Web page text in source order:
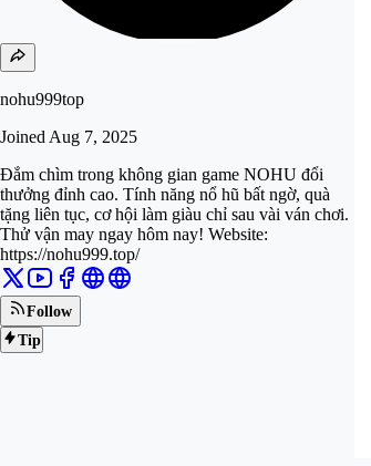
nohu999top
Joined Aug 7, 2025
Đắm chìm trong không gian game NOHU đổi
thưởng đỉnh cao. Tính năng nổ hũ bất ngờ, quà
tặng liên tục, cơ hội làm giàu chỉ sau vài ván chơi.
Thử vận may ngay hôm nay! Website:
https://nohu999.top/
Follow
Tip